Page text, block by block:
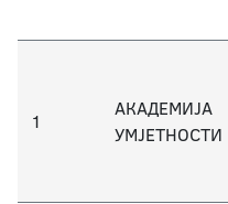
1
АКАДЕМИЈА
УМЈЕТНОСТИ